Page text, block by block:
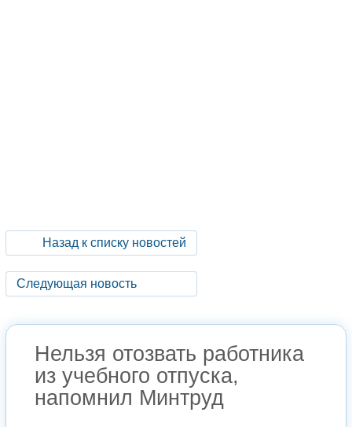
Назад к списку новостей
Следующая новость
Нельзя отозвать работника
из учебного отпуска,
напомнил Минтруд